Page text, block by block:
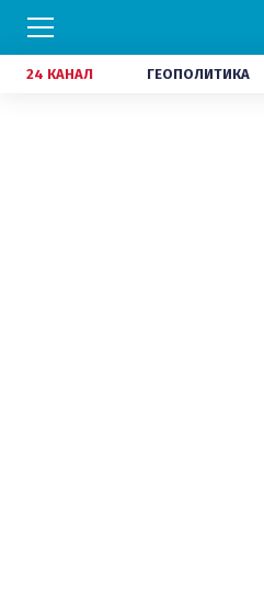
24 КАНАЛ ГЕОПОЛИТИКА